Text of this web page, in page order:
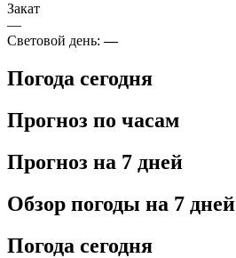
Закат
—
Световой день:—
Погода сегодня
Прогноз по часам
Прогноз на 7 дней
Обзор погоды на 7 дней
Погода сегодня